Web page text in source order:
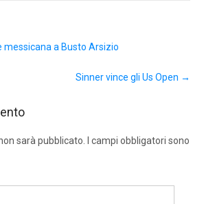
messicana a Busto Arsizio
Sinner vince gli Us Open →
sarà pubblicato.
I campi obbligatori sono